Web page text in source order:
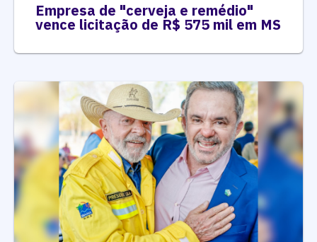
Empresa de "cerveja e remédio"
vence licitação de R$ 575 mil em MS